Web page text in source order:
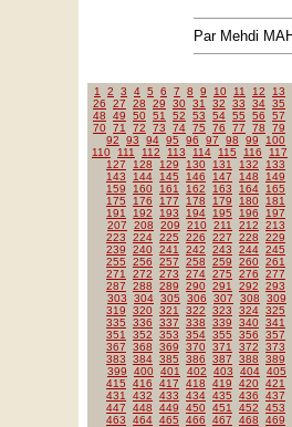
Par Mehdi
1 2 3 4 5 6 7 8 9 10 11 12
13
26
27 28 29 30 31 32 33 34 35
48
49 50 51 52 53 54 55 56
57
70 71 72 73 74 75 76 77 78
79
92
93 94 95 96 97 98 99
100
110
111 112 113 114 115 116
117
127
128 129 130 131 132
133
143
144 145 146 147 148
149
159
160 161 162 163 164
165
175
176 177 178 179 180
181
191
192 193 194 195 196
197
207
208 209 210 211 212
213
223
224 225 226 227 228
229
239
240 241 242 243 244 245
255
256 257 258 259 260 261
271
272 273 274 275 276
277
287
288 289 290 291 292
293
303
304 305 306 307 308
309
319
320 321 322 323 324 325
335
336 337 338 339 340 341
351
352 353 354 355 356
357
367
368 369 370 371 372
373
383
384 385 386 387 388
389
399
400 401 402 403 404 405
415
416 417 418 419 420 421
431
432 433 434 435 436
437
447
448 449 450 451 452
453
463
464 465 466 467 468 469